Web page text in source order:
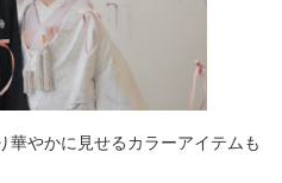
華やかに見せるカラーアイテムも